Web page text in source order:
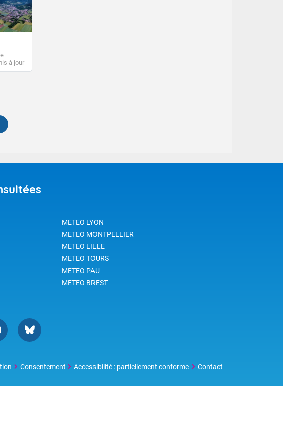
à jour
METEO LYON
METEO MONTPELLIER
METEO LILLE
METEO TOURS
METEO PAU
METEO BREST
Consentement Accessibilité : partiellement conforme Contact